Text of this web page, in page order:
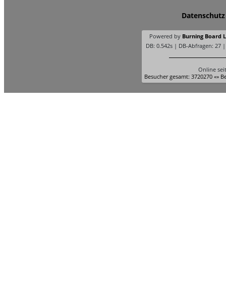
Datenschutz
Powered by Burning Board
DB: 0.542s | DB-Abfragen: 27
Online
Besucher gesamt: 3720270 «»